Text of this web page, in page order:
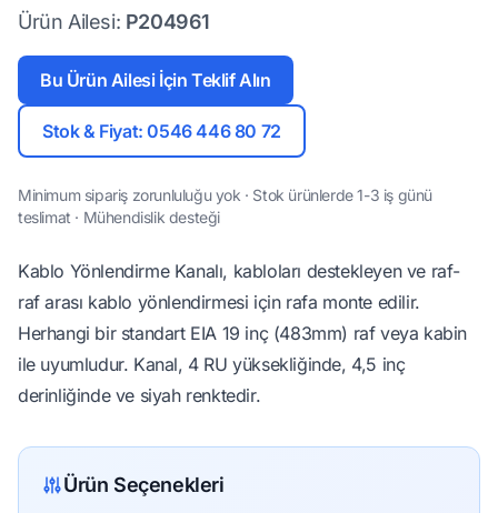
Ürün Ailesi: P204961
Bu Ürün Ailesi İçin Teklif Alın
Stok & Fiyat: 0546 446 80 72
Minimum sipariş zorunluluğu yok · Stok ürünlerde 1-3 iş günü
teslimat · Mühendislik desteği
Kablo Yönlendirme Kanalı, kabloları destekleyen ve raf-
raf arası kablo yönlendirmesi için rafa monte edilir.
Herhangi bir standart EIA 19 inç (483mm) raf veya kabin
ile uyumludur. Kanal, 4 RU yüksekliğinde, 4,5 inç
derinliğinde ve siyah renktedir.
Ürün Seçenekleri